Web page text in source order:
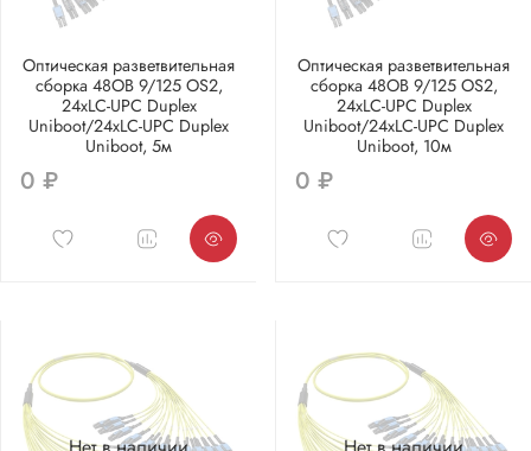
Оптическая разветвительная
сборка 48ОВ 9/125 OS2,
24xLC-UPC Duplex
Uniboot/24xLC-UPC Duplex
Uniboot, 5м
0 ₽
Оптическая разветвительная
сборка 48ОВ 9/125 OS2,
24xLC-UPC Duplex
Uniboot/24xLC-UPC Duplex
Uniboot, 10м
0 ₽